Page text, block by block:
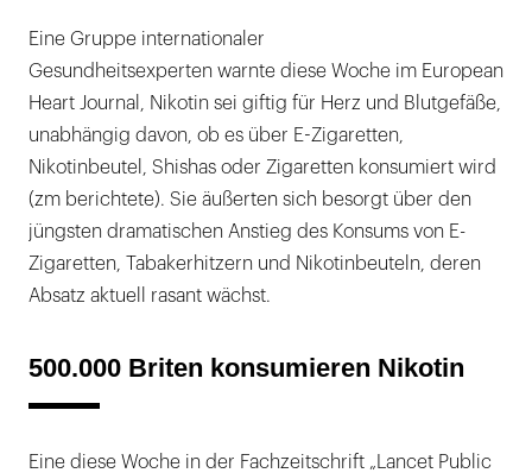
Eine Gruppe internationaler
Gesundheitsexperten warnte diese Woche im European
Heart Journal, Nikotin sei giftig für Herz und Blutgefäße,
unabhängig davon, ob es über E-Zigaretten,
Nikotinbeutel, Shishas oder Zigaretten konsumiert wird
(zm berichtete). Sie äußerten sich besorgt über den
jüngsten dramatischen Anstieg des Konsums von E-
Zigaretten, Tabakerhitzern und Nikotinbeuteln, deren
Absatz aktuell rasant wächst.
500.000 Briten konsumieren Nikotin
Eine diese Woche in der Fachzeitschrift „Lancet Public